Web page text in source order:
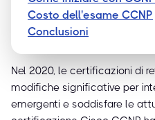
Costo dell'esame CCNP
Conclusioni
Nel 2020, le certificazioni di
modifiche significative per
emergenti e soddisfare le